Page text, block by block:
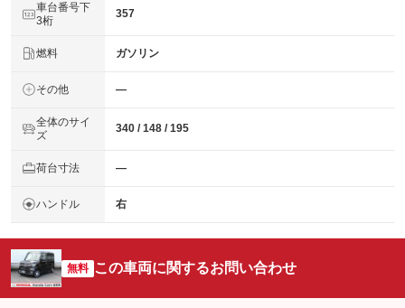
車台番号下
3桁
357
燃料 ガソリン
その他 ―
全体のサイ
ズ
340 / 148 / 195
荷台寸法 ―
ハンドル 右
無料 この車両に関するお問い合わせ